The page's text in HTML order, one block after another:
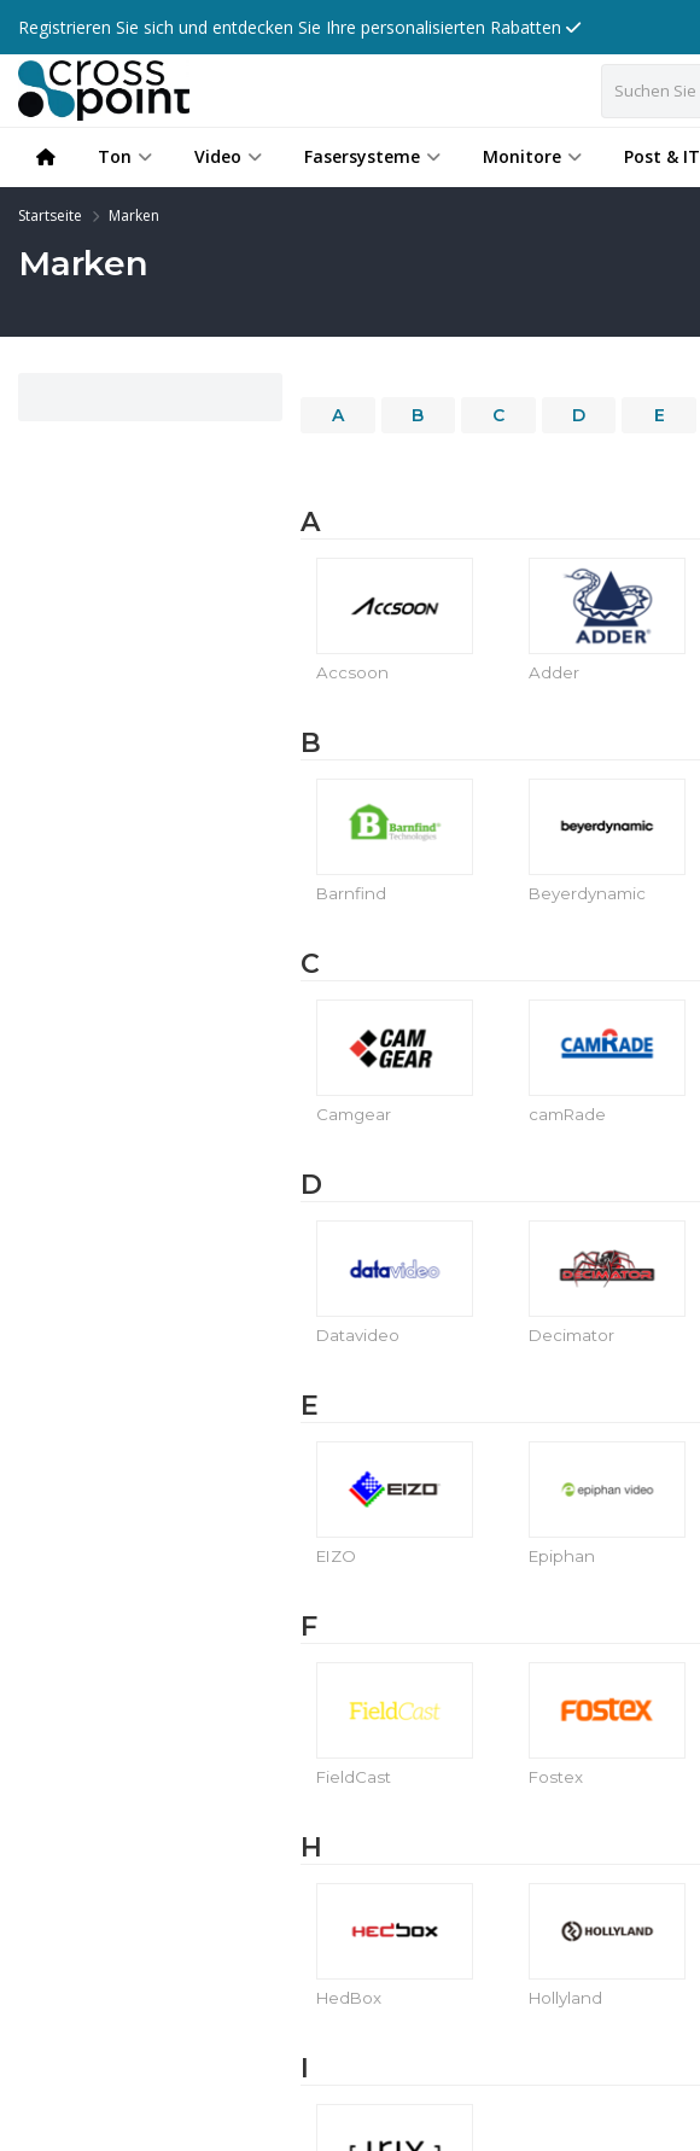
Registrieren Sie sich und entdecken Sie Ihre personalisierten Rabatten
Ton Video Fasersysteme Monitore Post & IT
Startseite Marken
Marken
A B C D E
A
Accsoon Adder
B
Barnfind Beyerdynamic
C
Camgear camRade
D
Datavideo Decimator
E
EIZO Epiphan
F
FieldCast Fostex
H
HedBox Hollyland
I